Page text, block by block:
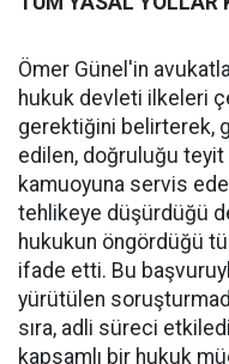
Ömer Günel'in
hukuk devleti ilkeleri
gerektiğini belirterek,
edilen, doğruluğu
kamuoyuna servis
tehlikeye düşürdüğü
hukukun öngördüğü
ifade etti. Bu
yürütülen
sıra, adli süreci
kapsamlı bir hukuk